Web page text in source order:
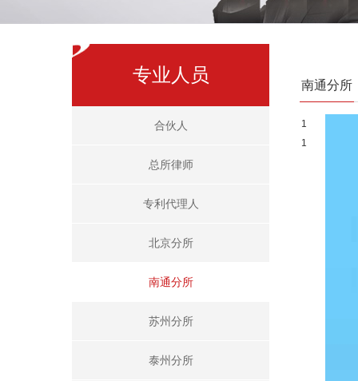
专业人员
合伙人
总所律师
专利代理人
北京分所
南通分所
苏州分所
泰州分所
南通分所
1
1